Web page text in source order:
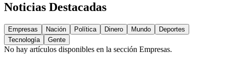
Noticias Destacadas
Empresas Nación Política Dinero Mundo
Deportes
Tecnología
Gente
No hay artículos disponibles en la sección Empresas.